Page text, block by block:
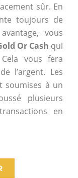
sûr. En
toujours de
vous
Or Cash qui
vous fera
l’argent. Les
soumises à un
plusieurs
en